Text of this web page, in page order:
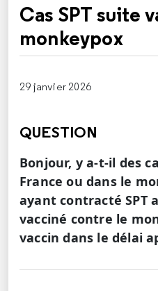
Cas SPT suite
monkeypox
29 janvier 2026
QUESTION
Bonjour, y a-t-il des
France ou dans le
ayant contracté SPT
vacciné contre le
vaccin dans le délai